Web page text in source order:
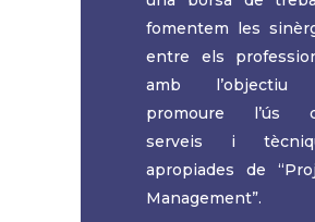
fomentem les
entre els
amb l’objectiu
promoure l’ús
serveis i
apropiades de
Management”.